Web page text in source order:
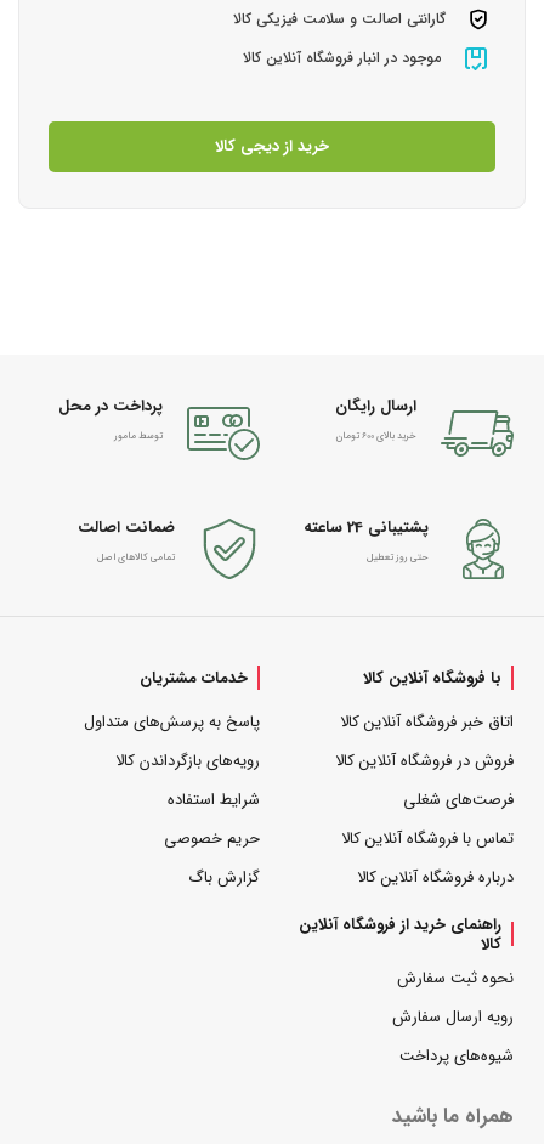
گارانتی اصالت و سلامت فیزیکی کالا
موجود در انبار فروشگاه آنلاین کالا
خرید از دیجی کالا
ارسال رایگان
خرید بالای 600 تومان
پرداخت در محل
توسط مامور
پشتیبانی 24 ساعته
حتی روز تعطیل
ضمانت اصالت
تمامی کالاهای اصل
با فروشگاه آنلاین کالا
اتاق خبر فروشگاه آنلاین کالا
فروش در فروشگاه آنلاین کالا
فرصت‌های شغلی
تماس با فروشگاه آنلاین کالا
درباره فروشگاه آنلاین کالا
خدمات مشتریان
پاسخ به پرسش‌های متداول
رویه‌های بازگرداندن کالا
شرایط استفاده
حریم خصوصی
گزارش باگ
راهنمای خرید از فروشگاه آنلاین
کالا
نحوه ثبت سفارش
رویه ارسال سفارش
شیوه‌های پرداخت
همراه ما باشید